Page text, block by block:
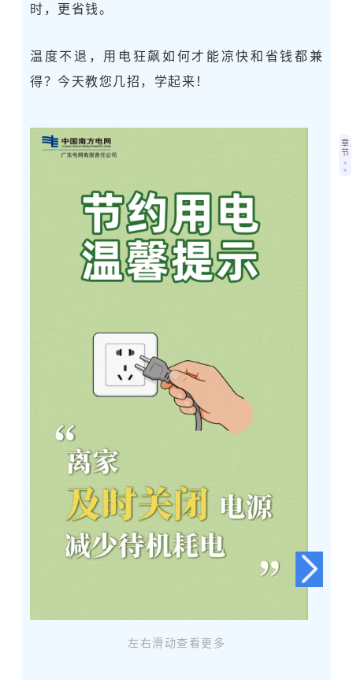
时，更省钱。
温度不退，用电狂飙如何才能凉快和省钱都兼
得？今天教您几招，学起来！
左右滑动查看更多
章
节